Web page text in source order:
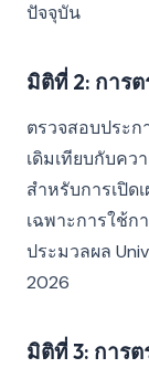
ปัจจุบัน
มิติที่ 2: การ
ตรวจสอบประ
เดิมเทียบกับค
สำหรับการเปิด
เฉพาะการใช้
ประมวลผล
2026
มิติที่ 3: การ